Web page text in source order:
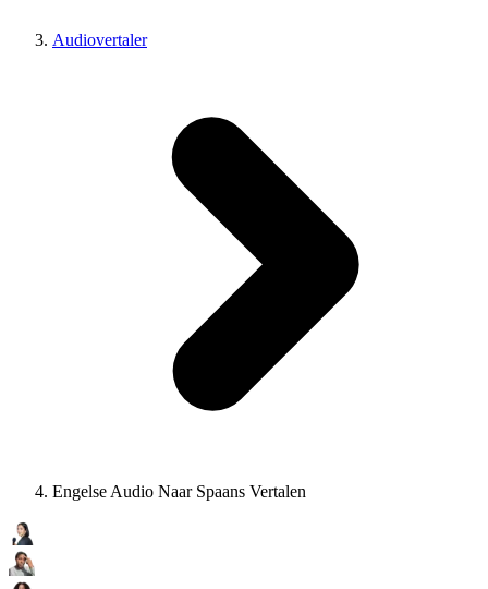
Audiovertaler
Engelse Audio Naar Spaans Vertalen